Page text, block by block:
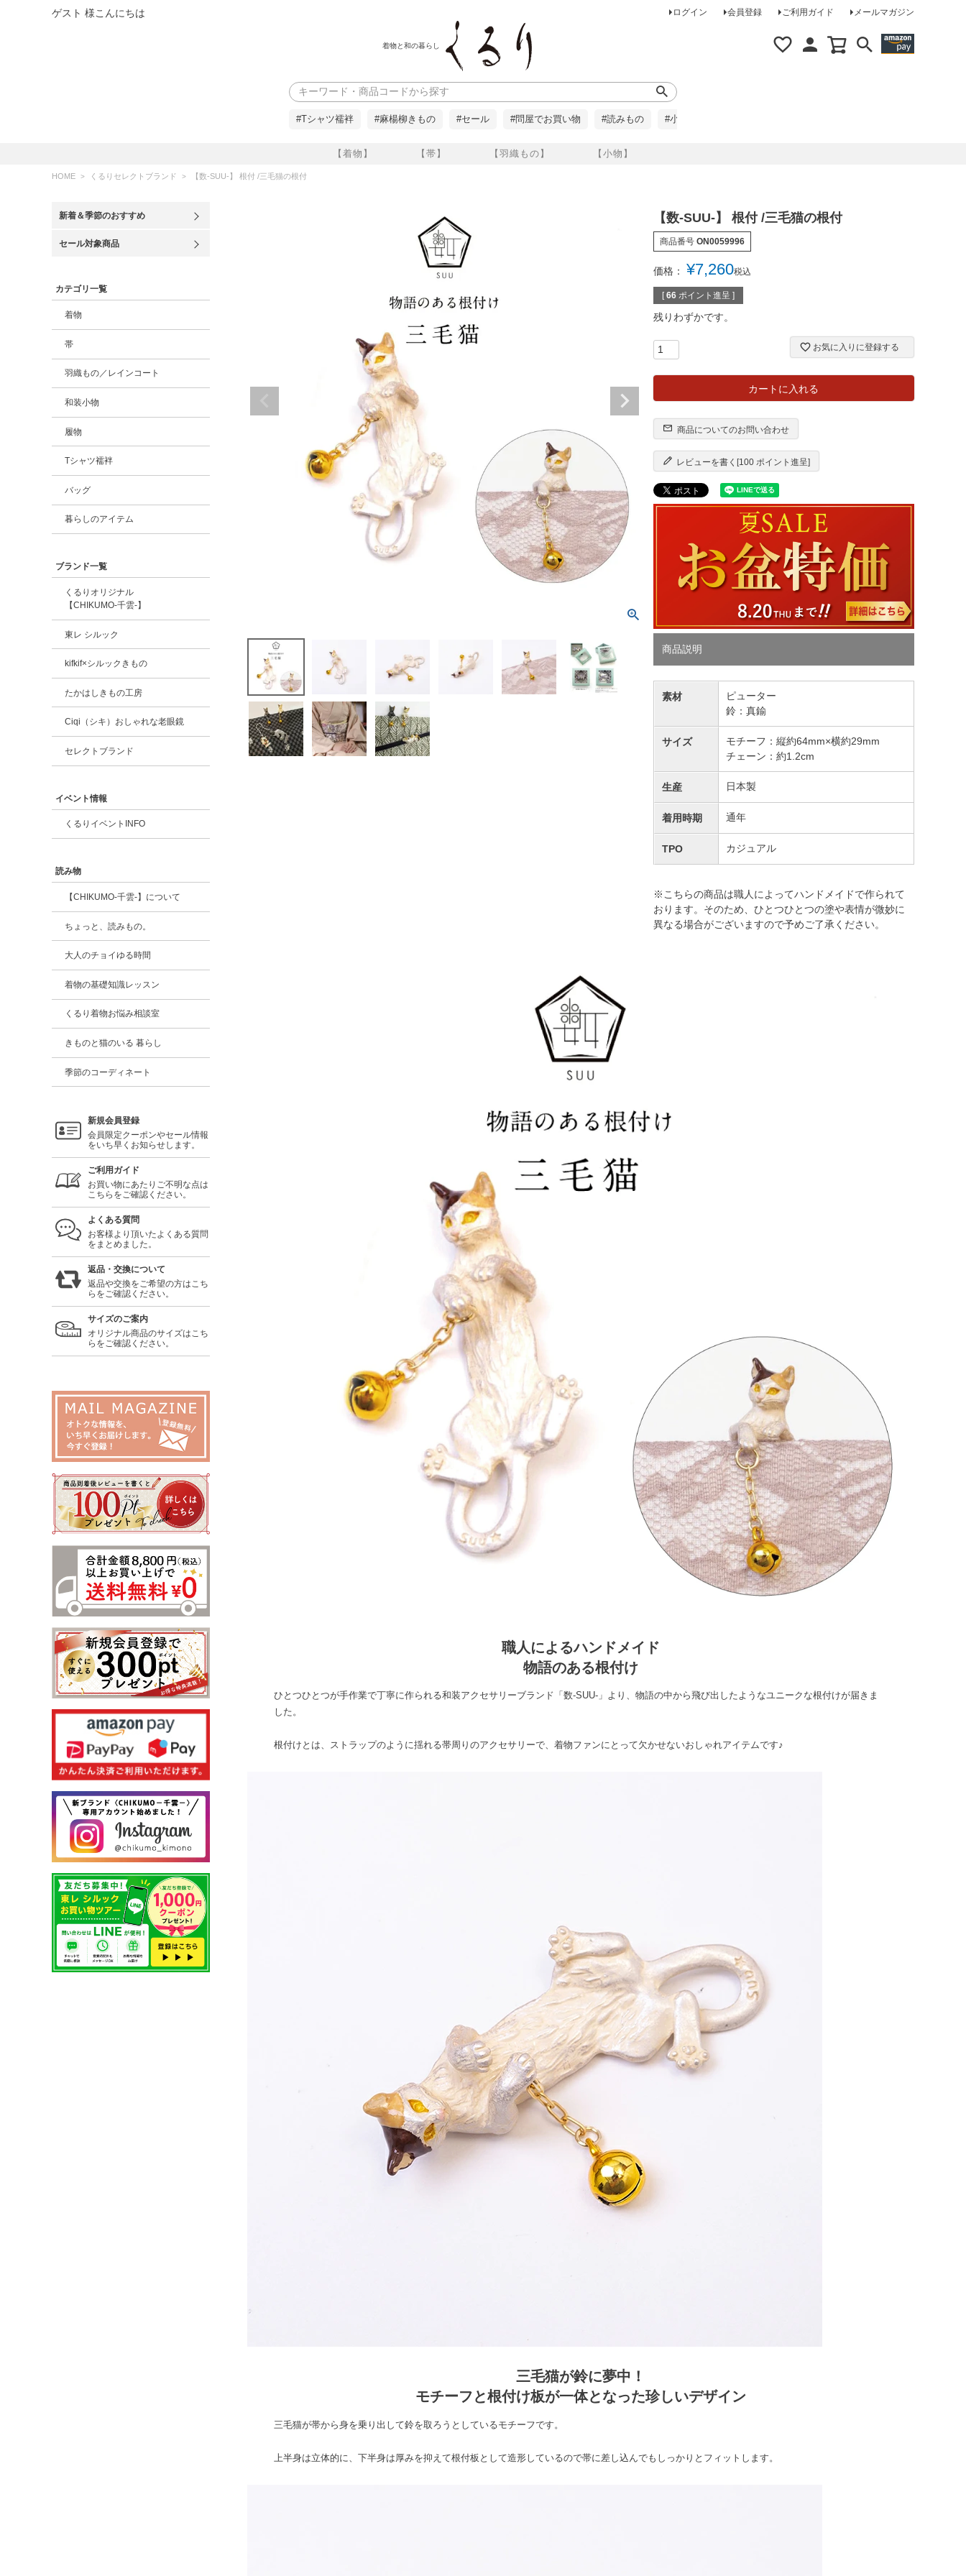
ゲスト 様こんにちは ログイン 会員登録 ご利用ガイド メールマガジン
着物と和の暮らし
【着物】 【帯】 【羽織もの】 【小物】
検索
#Tシャツ襦袢 #麻楊柳きもの #セール #問屋でお買い物 #読みもの #小柄な方に
HOME くるりセレクトブランド 【数-SUU-】 根付 /三毛猫の根付
新着＆季節のおすすめ
セール対象商品
カテゴリ一覧
着物
帯
羽織もの／レインコート
和装小物
履物
Tシャツ襦袢
バッグ
暮らしのアイテム
ブランド一覧
くるりオリジナル
【CHIKUMO-千雲-】
東レ シルック
kifkif×シルックきもの
たかはしきもの工房
Ciqi（シキ）おしゃれな老眼鏡
セレクトブランド
イベント情報
くるりイベントINFO
読み物
【CHIKUMO-千雲-】について
ちょっと、読みもの。
大人のチョイゆる時間
着物の基礎知識レッスン
くるり着物お悩み相談室
きものと猫のいる 暮らし
季節のコーディネート
新規会員登録
会員限定クーポンやセール情報
をいち早くお知らせします。
ご利用ガイド
お買い物にあたりご不明な点は
こちらをご確認ください。
よくある質問
お客様より頂いたよくある質問
をまとめました。
返品・交換について
返品や交換をご希望の方はこち
らをご確認ください。
サイズのご案内
オリジナル商品のサイズはこち
らをご確認ください。
【数-SUU-】 根付 /三毛猫の根付
商品番号 ON0059996
価格： ¥7,260税込
[ 66 ポイント進呈 ]
残りわずかです。
お気に入りに登録する
カートに入れる
商品についてのお問い合わせ
レビューを書く[100 ポイント進呈]
商品説明
素材
ピューター
鈴：真鍮
サイズ
モチーフ：縦約64mm×横約29mm
チェーン：約1.2cm
生産 日本製
着用時期 通年
TPO カジュアル
※こちらの商品は職人によってハンドメイドで作られて
おります。そのため、ひとつひとつの塗や表情が微妙に
異なる場合がございますので予めご了承ください。
職人によるハンドメイド
物語のある根付け
ひとつひとつが手作業で丁寧に作られる和装アクセサリーブランド「数-SUU-」より、物語の中から飛び出したようなユニークな根付けが届きま
した。
根付けとは、ストラップのように揺れる帯周りのアクセサリーで、着物ファンにとって欠かせないおしゃれアイテムです♪
三毛猫が鈴に夢中！
モチーフと根付け板が一体となった珍しいデザイン
三毛猫が帯から身を乗り出して鈴を取ろうとしているモチーフです。
上半身は立体的に、下半身は厚みを抑えて根付板として造形しているので帯に差し込んでもしっかりとフィットします。